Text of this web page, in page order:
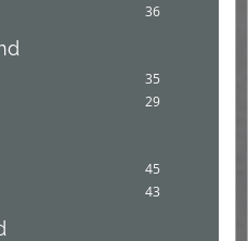
36
35
29
45
43